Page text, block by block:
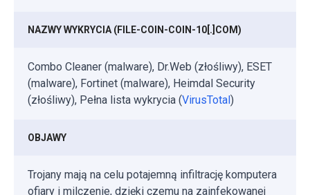
NAZWY WYKRYCIA (FILE-COIN-COIN-10[.]COM)
Combo Cleaner (malware), Dr.Web (złośliwy), ESET
(malware), Fortinet (malware), Heimdal Security
(złośliwy), Pełna lista wykrycia (VirusTotal)
OBJAWY
Trojany mają na celu potajemną infiltrację komputera
ofiary i milczenie, dzięki czemu na zainfekowanej